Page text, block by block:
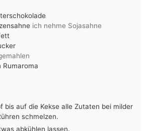
ich nehme Sojasahne
Rumaroma
bis auf die Kekse alle Zutaten bei milder
schmelzen.
abkühlen lassen.